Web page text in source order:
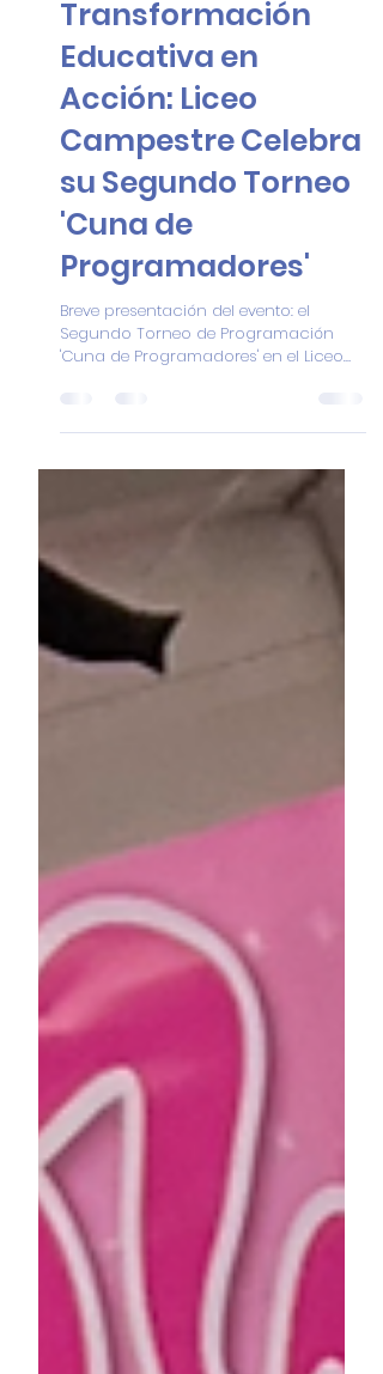
Luis Fernando Hernandez Narvaez
14 nov 2024
Transformación
Educativa en
Acción: Liceo
Campestre Celebra
su Segundo Torneo
'Cuna de
Programadores'
'Cuna de Programadores' en el Liceo